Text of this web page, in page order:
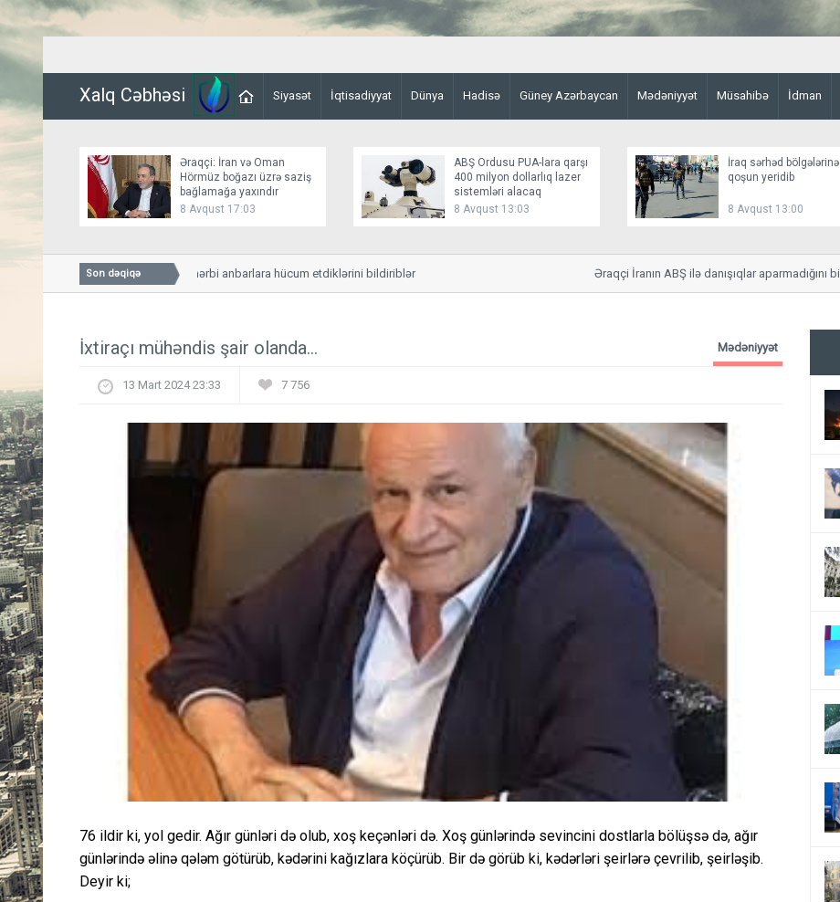
Xalq Cəbhəsi Siyasət İqtisadiyyat Dünya Hadisə Güney Azərbaycan Mədəniyyət Müsahibə İdman
Əraqçi: İran və Oman
Hörmüz boğazı üzrə saziş
bağlamağa yaxındır
8 Avqust 17:03
ABŞ Ordusu PUA-lara qarşı
400 milyon dollarlıq lazer
sistemləri alacaq
8 Avqust 13:03
İraq sərhəd bölgələrinə
qoşun yeridib
8 Avqust 13:00
Son dəqiqə
Husilər Yəməndəki hərbi anbarlara hücum etdiklərini bildiriblər Əraqçi İranın ABŞ ilə danışıqlar aparmadığını bildirib
İxtiraçı mühəndis şair olanda... Mədəniyyət
13 Mart 2024 23:33 7 756
76 ildir ki, yol gedir. Ağır günləri də olub, xoş keçənləri də. Xoş günlərində sevincini dostlarla bölüşsə də, ağır
günlərində əlinə qələm götürüb, kədərini kağızlara köçürüb. Bir də görüb ki, kədərləri şeirlərə çevrilib, şeirləşib.
Deyir ki;